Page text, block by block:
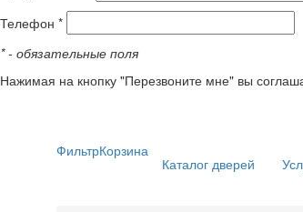
Телефон *
*- обязательные поля
Нажимая на кнопку "Перезвоните мне" вы
ФильтрКорзина
Каталог дверей